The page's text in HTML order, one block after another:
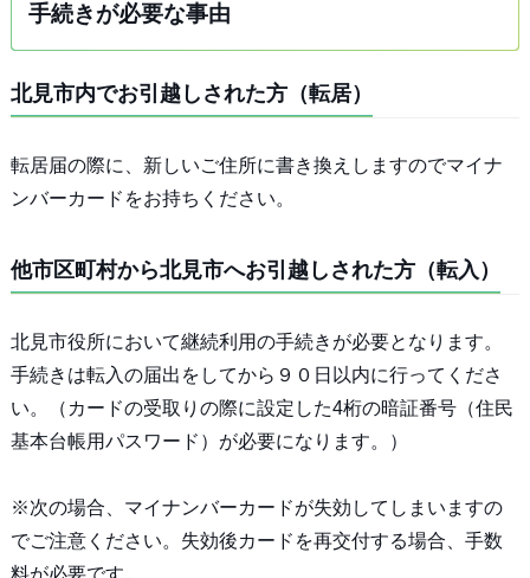
手続きが必要な事由
北見市内でお引越しされた方（転居）
転居届の際に、新しいご住所に書き換えしますのでマイナ
ンバーカードをお持ちください。
他市区町村から北見市へお引越しされた方（転入）
北見市役所において継続利用の手続きが必要となります。
手続きは転入の届出をしてから９０日以内に行ってくださ
い。（カードの受取りの際に設定した4桁の暗証番号（住民
基本台帳用パスワード）が必要になります。）
※次の場合、マイナンバーカードが失効してしまいますの
でご注意ください。失効後カードを再交付する場合、手数
料が必要です。